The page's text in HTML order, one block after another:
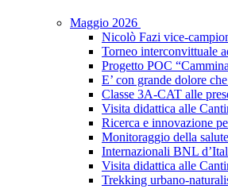
Maggio 2026
Nicolò Fazi vice-
Torneo interconvittuale
Progetto POC
E’ con grande dolore
Classe 3A-CAT alle
Visita didattica alle
Ricerca e innovazione
Monitoraggio della
Internazionali BNL
Visita didattica alle
Trekking urbano-